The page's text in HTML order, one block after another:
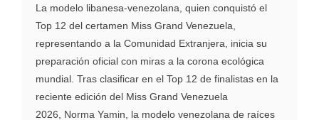
La modelo libanesa-venezolana, quien conquistó el
Top 12 del certamen Miss Grand Venezuela,
representando a la Comunidad Extranjera, inicia su
preparación oficial con miras a la corona ecológica
mundial. Tras clasificar en el Top 12 de finalistas en la
reciente edición del Miss Grand Venezuela
2026, Norma Yamin, la modelo venezolana de raíces